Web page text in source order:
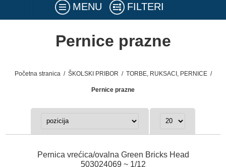
MENU FILTERI
Pernice prazne
Početna stranica / ŠKOLSKI PRIBOR / TORBE, RUKSACI, PERNICE /
Pernice prazne
Pernica vrećica/ovalna Green Bricks Head
503024069 ~ 1/12